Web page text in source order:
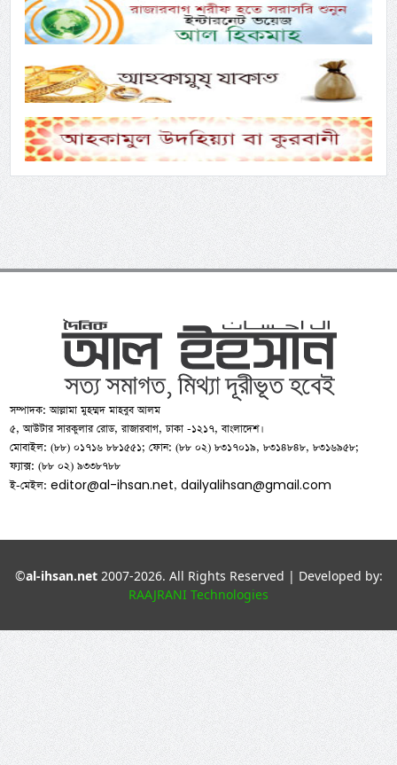
সম্পাদক: আল্লামা মুহম্মদ মাহবুব আলম
৫, আউটার সারকুলার রোড, রাজারবাগ, ঢাকা -১২১৭, বাংলাদেশ।
মোবাইল: (৮৮) ০১৭১৬ ৮৮১৫৫১; ফোন: (৮৮ ০২) ৮৩১৭০১৯, ৮৩১৪৮৪৮, ৮৩১৬৯৫৮;
ফ্যাক্স: (৮৮ ০২) ৯৩৩৮৭৮৮
ই-মেইল:editor@al-ihsan.net,dailyalihsan@gmail.com
©al-ihsan.net2007-2026. All Rights Reserved | Developed by:
RAAJRANI Technologies